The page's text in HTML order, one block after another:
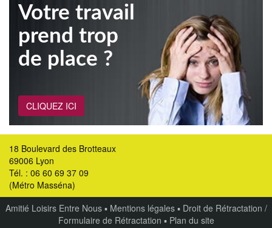
Votre travail
prend trop
de place ?
CLIQUEZ ICI
18 Boulevard des Brotteaux
69006 Lyon
Tél. : 06 60 69 37 09
(Métro Masséna)
Amitié Loisirs Entre Nous▪ Mentions légales▪ Droit de Rétractation /
Formulaire de Rétractation ▪ Plan du site